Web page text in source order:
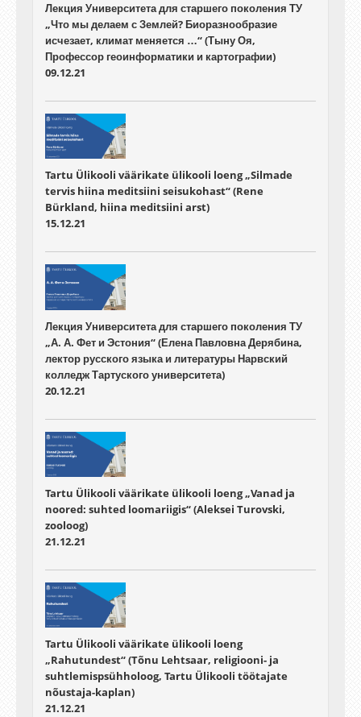
Лекция Университета для старшего поколения ТУ
„Что мы делаем с Землей? Биоразнообразие
исчезает, климат меняется …“ (Тыну Оя,
Профессор геоинформатики и картографии)
09.12.21
Tartu Ülikooli väärikate ülikooli loeng „Silmade
tervis hiina meditsiini seisukohast“ (Rene
Bürkland, hiina meditsiini arst)
15.12.21
Лекция Университета для старшего поколения ТУ
„А. А. Фет и Эстония“ (Елена Павловна Дерябина,
лектор русского языка и литературы Нарвский
колледж Тартуского университета)
20.12.21
Tartu Ülikooli väärikate ülikooli loeng „Vanad ja
noored: suhted loomariigis“ (Aleksei Turovski,
zooloog)
21.12.21
Tartu Ülikooli väärikate ülikooli loeng
„Rahutundest“ (Tõnu Lehtsaar, religiooni- ja
suhtlemispsühholoog, Tartu Ülikooli töötajate
nõustaja-kaplan)
21.12.21